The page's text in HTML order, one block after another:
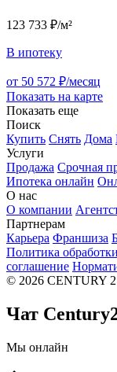
123 733 ₽/м²
В ипотеку
от 50 572 ₽/месяц
Показать на карте
Показать еще
Поиск
Купить Снять Дома
Услуги
Продажа Срочная
Ипотека онлайн
О нас
О компании
Партнерам
Карьера Франшиза
Политика
соглашение
© 2026
Чат
Мы онлайн